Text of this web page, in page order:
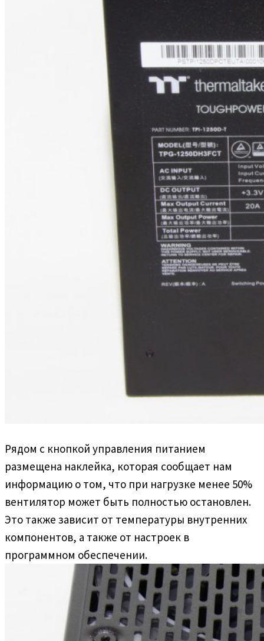
Рядом с кнопкой управления питанием
размещена наклейка, которая сообщает нам
информацию о том, что при нагрузке менее 50%
вентилятор может быть полностью остановлен.
Это также зависит от температуры внутренних
компонентов, а также от настроек в
программном обеспечении.